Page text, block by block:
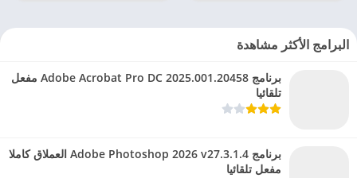
البرامج الأكثر مشاهدة
برنامج Adobe Acrobat Pro DC 2025.001.20458 مفعل
تلقائيا
برنامج Adobe Photoshop 2026 v27.3.1.4 العملاق كاملا
مفعل تلقائيا